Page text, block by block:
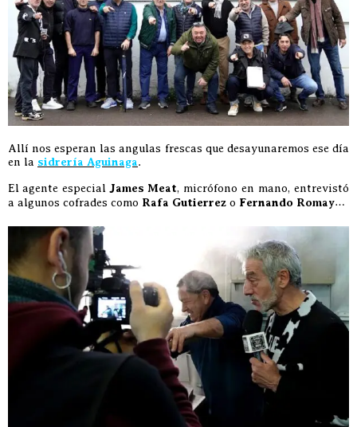
Allí nos esperan las angulas frescas que desayunaremos ese día
en la sidrería Aguinaga.
El agente especial James Meat, micrófono en mano, entrevistó
a algunos cofrades como Rafa Gutierrez o Fernando Romay…